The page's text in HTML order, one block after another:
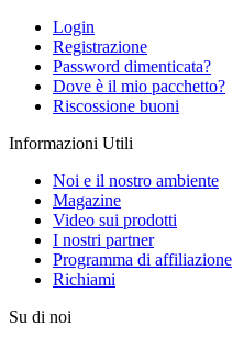
Login
Registrazione
Password dimenticata?
Dove è il mio pacchetto?
Riscossione buoni
Informazioni Utili
Noi e il nostro ambiente
Magazine
Video sui prodotti
I nostri partner
Programma di affiliazione
Richiami
Su di noi